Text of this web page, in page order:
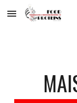
Skip to main content